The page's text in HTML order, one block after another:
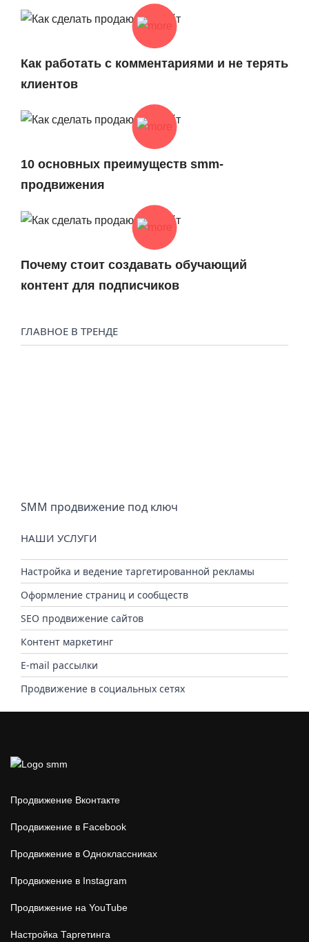
Как работать с комментариями и не терять
клиентов
10 основных преимуществ smm-
продвижения
Почему стоит создавать обучающий
контент для подписчиков
ГЛАВНОЕ В ТРЕНДЕ
SMM продвижение под ключ
НАШИ УСЛУГИ
Настройка и ведение таргетированной рекламы
Оформление страниц и сообществ
SEO продвижение сайтов
Контент маркетинг
E-mail рассылки
Продвижение в социальных сетях
Продвижение Вконтакте
Продвижение в Facebook
Продвижение в Одноклассниках
Продвижение в Instagram
Продвижение на YouTube
Настройка Таргетинга